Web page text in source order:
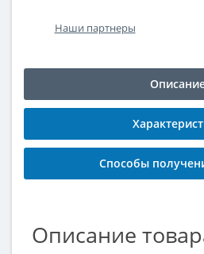
Наши партнеры
Способы
Описание